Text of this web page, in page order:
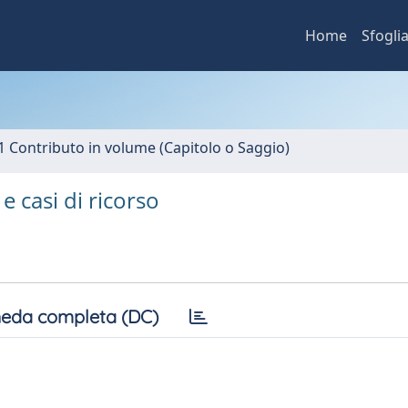
Home Sfoglia
Contributo in volume (Capitolo o Saggio)
casi di ricorso
completa (DC)